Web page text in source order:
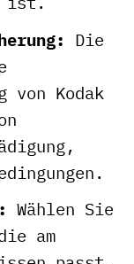
Die
von Kodak
Wählen Sie
am